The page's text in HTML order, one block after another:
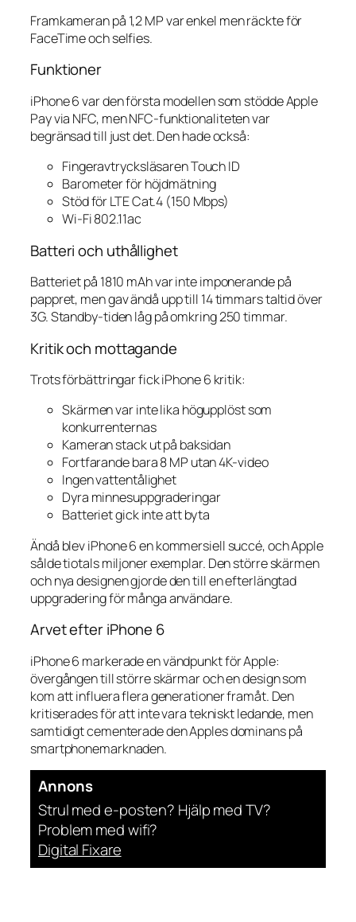
Framkameran på 1,2 MP var enkel men räckte för
FaceTime och selfies.
Funktioner
iPhone 6 var den första modellen som stödde Apple
Pay via NFC, men NFC-funktionaliteten var
begränsad till just det. Den hade också:
Fingeravtrycksläsaren Touch ID
Barometer för höjdmätning
Stöd för LTE Cat.4 (150 Mbps)
Wi-Fi 802.11ac
Batteri och uthållighet
Batteriet på 1810 mAh var inte imponerande på
pappret, men gav ändå upp till 14 timmars taltid över
3G. Standby-tiden låg på omkring 250 timmar.
Kritik och mottagande
Trots förbättringar fick iPhone 6 kritik:
Skärmen var inte lika högupplöst som
konkurrenternas
Kameran stack ut på baksidan
Fortfarande bara 8 MP utan 4K-video
Ingen vattentålighet
Dyra minnesuppgraderingar
Batteriet gick inte att byta
Ändå blev iPhone 6 en kommersiell succé, och Apple
sålde tiotals miljoner exemplar. Den större skärmen
och nya designen gjorde den till en efterlängtad
uppgradering för många användare.
Arvet efter iPhone 6
iPhone 6 markerade en vändpunkt för Apple:
övergången till större skärmar och en design som
kom att influera flera generationer framåt. Den
kritiserades för att inte vara tekniskt ledande, men
samtidigt cementerade den Apples dominans på
smartphonemarknaden.
Annons
Strul med e-posten? Hjälp med TV?
Problem med wifi?
Digital Fixare